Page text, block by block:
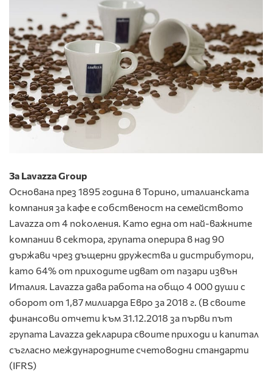
За Lavazza Group
Основана през 1895 година в Торино, италианската
компания за кафе е собственост на семейството
Lavazza от 4 поколения. Като една от най-важните
компании в сектора, групата оперира в над 90
държави чрез дъщерни дружества и дистрибутори,
като 64% от приходите идват от пазари извън
Италия. Lavazza дава работа на общо 4 000 души с
оборот от 1,87 милиарда Евро за 2018 г. (В своите
финансови отчети към 31.12.2018 за първи път
групата Lavazza декларира своите приходи и капитал
съгласно международните счетоводни стандарти
(IFRS)